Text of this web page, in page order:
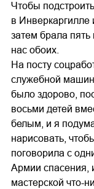
Чтобы
в Инверкаргилле
затем брала
нас обоих.
На посту
служебной
было здорово,
восьми детей
белым, и я
нарисовать,
поговорила с
Армии спасения,
мастерской что-